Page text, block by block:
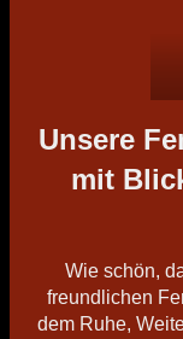
Unsere
mit
Wie schön,
freundlichen
dem Ruhe,